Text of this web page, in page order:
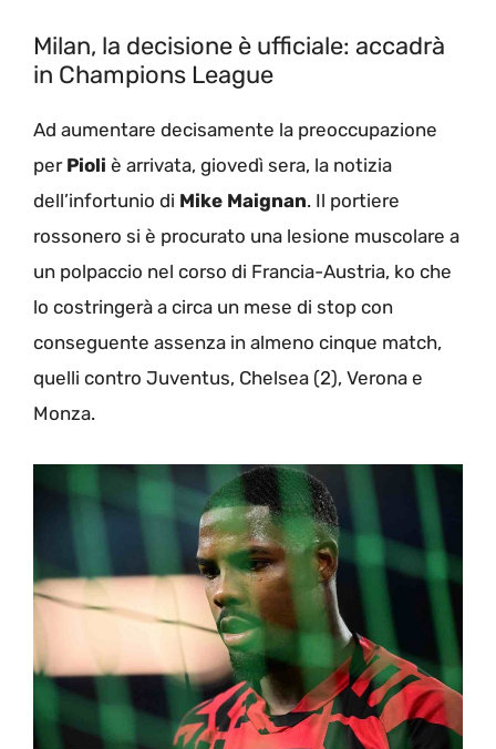
Milan, la decisione è ufficiale: accadrà
in Champions League
Ad aumentare decisamente la preoccupazione
per Pioli è arrivata, giovedì sera, la notizia
dell’infortunio di Mike Maignan. Il portiere
rossonero si è procurato una lesione muscolare a
un polpaccio nel corso di Francia-Austria, ko che
lo costringerà a circa un mese di stop con
conseguente assenza in almeno cinque match,
quelli contro Juventus, Chelsea (2), Verona e
Monza.